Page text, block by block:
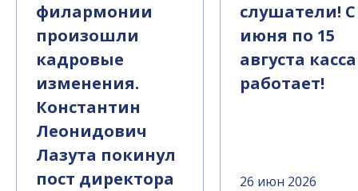
филармонии
произошли
кадровые
изменения.
Константин
Леонидович
Лазута покинул
пост директора
слушатели! С
июня по 15
августа
работает!
26 июн 2026